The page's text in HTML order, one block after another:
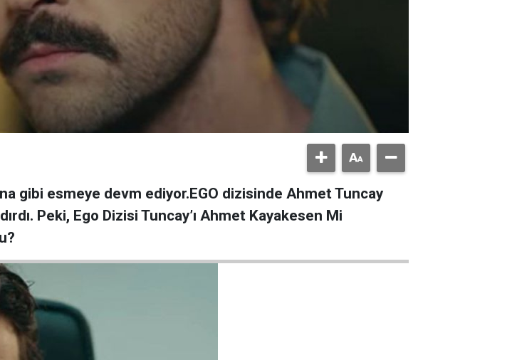
gibi esmeye devm ediyor.EGO dizisinde Ahmet Tuncay
Peki, Ego Dizisi Tuncay’ı Ahmet Kayakesen Mi